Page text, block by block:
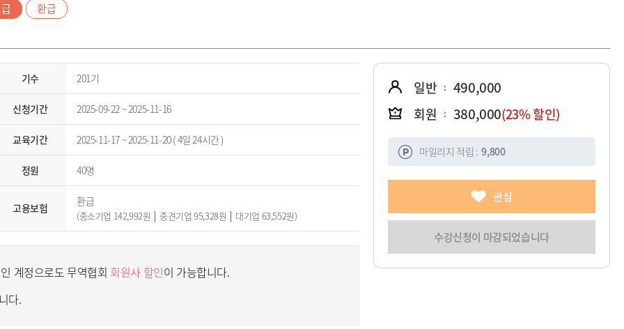
환급
기수 201기
신청기간 2025-09-22 ~ 2025-11-16
교육기간 2025-11-17 ~ 2025-11-20 (4일 24시간)
정원 40명
고용보험 환급
(중소기업 142,992원 │ 중견기업 95,328원 │ 대기업 63,552원)
계정으로도 무역협회 회원사 할인이 가능합니다.
다.
일반 : 490,000
회원 : 380,000(23% 할인)
마일리지 적립 : 9,800
관심
수강신청이 마감되었습니다